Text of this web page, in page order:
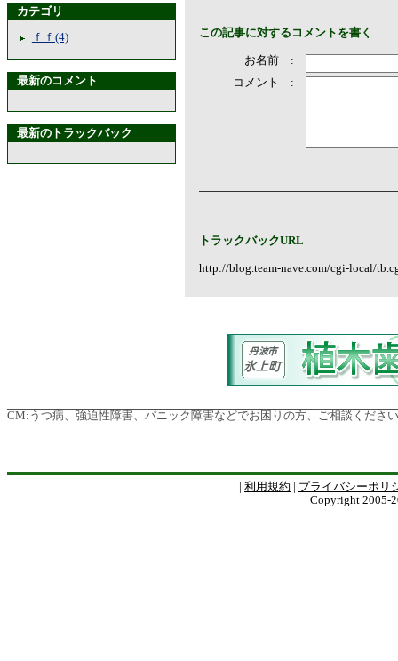
カテゴリ
ｆｆ(4)
最新のコメント
最新のトラックバック
この記事に対するコメントを書く
お名前 :
コメント :
トラックバックURL
http://blog.team-nave.com/cgi-local/
CM: うつ病、強迫性障害、パニック障害などでお困りの方、ご相談くだ
利用規約
プライバシーポリ
Copyright 2005-